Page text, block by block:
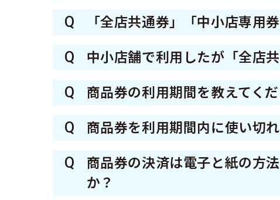
堺市内で実店舗がある小売業・飲
なお、大型店では「中小店専用券
飲食店、宿泊施設、スーパー、コ
なお、利用できる店舗は店頭にポ
Q 「全店共通券」「中小店専用
「全店共通券」はすべての参加店
けます。
参加店舗がどの券種に対応してい
Q 中小店舗で利用したが「全店
中小店舗でご利用いただくと「中
専用券」の残高がない場合、「全
Q 商品券の利用期間を教えてくだ
利用期間は令和8年6月26日（金
すので、ご注意ください。
Q 商品券を利用期間内に使い切
利用期間を過ぎた商品券のご利用
は、いかなる場合も返金はできま
Q
商品券の決済は電子と紙の方
か？